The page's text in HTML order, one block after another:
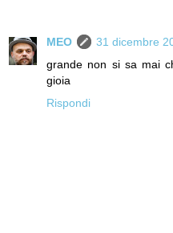
MEO
31 dicembre
grande non si sa mai
gioia
Rispondi